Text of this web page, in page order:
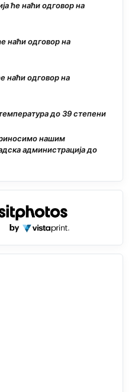
ће наћи одговор на
наћи одговор на
наћи одговор на
до 39 степени
нашим
администрација до